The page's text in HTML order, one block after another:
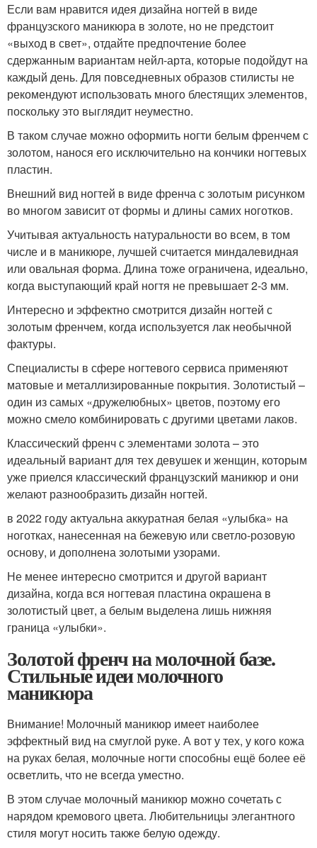
Если вам нравится идея дизайна ногтей в виде
французского маникюра в золоте, но не предстоит
«выход в свет», отдайте предпочтение более
сдержанным вариантам нейл-арта, которые подойдут на
каждый день. Для повседневных образов стилисты не
рекомендуют использовать много блестящих элементов,
поскольку это выглядит неуместно.
В таком случае можно оформить ногти белым френчем с
золотом, нанося его исключительно на кончики ногтевых
пластин.
Внешний вид ногтей в виде френча с золотым рисунком
во многом зависит от формы и длины самих ноготков.
Учитывая актуальность натуральности во всем, в том
числе и в маникюре, лучшей считается миндалевидная
или овальная форма. Длина тоже ограничена, идеально,
когда выступающий край ногтя не превышает 2-3 мм.
Интересно и эффектно смотрится дизайн ногтей с
золотым френчем, когда используется лак необычной
фактуры.
Специалисты в сфере ногтевого сервиса применяют
матовые и металлизированные покрытия. Золотистый –
один из самых «дружелюбных» цветов, поэтому его
можно смело комбинировать с другими цветами лаков.
Классический френч с элементами золота – это
идеальный вариант для тех девушек и женщин, которым
уже приелся классический французский маникюр и они
желают разнообразить дизайн ногтей.
в 2022 году актуальна аккуратная белая «улыбка» на
ноготках, нанесенная на бежевую или светло-розовую
основу, и дополнена золотыми узорами.
Не менее интересно смотрится и другой вариант
дизайна, когда вся ногтевая пластина окрашена в
золотистый цвет, а белым выделена лишь нижняя
граница «улыбки».
Золотой френч на молочной базе.
Стильные идеи молочного
маникюра
Внимание! Молочный маникюр имеет наиболее
эффектный вид на смуглой руке. А вот у тех, у кого кожа
на руках белая, молочные ногти способны ещё более её
осветлить, что не всегда уместно.
В этом случае молочный маникюр можно сочетать с
нарядом кремового цвета. Любительницы элегантного
стиля могут носить также белую одежду.